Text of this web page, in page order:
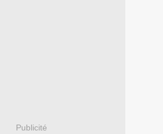
Publicité